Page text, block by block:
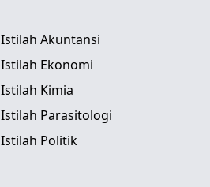
Istilah Akuntansi
Istilah Ekonomi
Istilah Kimia
Istilah Parasitologi
Istilah Politik